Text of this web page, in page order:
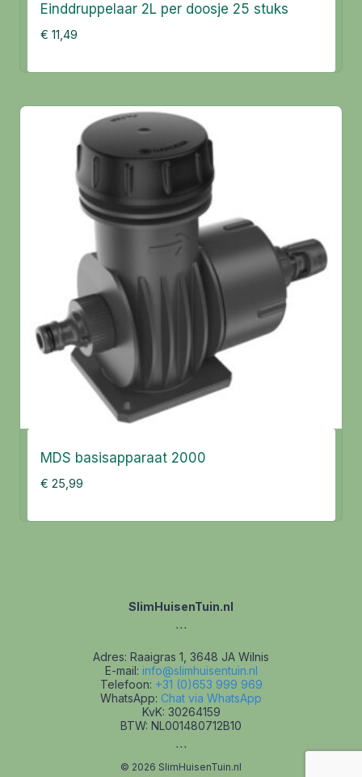
Einddruppelaar 2L per doosje 25 stuks
€ 11,49
MDS basisapparaat 2000
€ 25,99
SlimHuisenTuin.nl
```
Adres: Raaigras 1, 3648 JA Wilnis
E-mail: info@slimhuisentuin.nl
Telefoon: +31 (0)653 999 969
WhatsApp: Chat via WhatsApp
KvK: 30264159
BTW: NL001480712B10
```
© 2026 SlimHuisenTuin.nl